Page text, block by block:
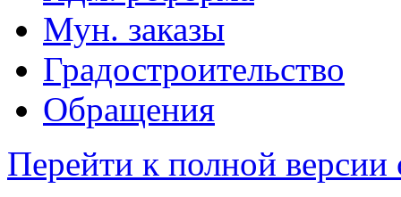
Мун. заказы
Градостроительство
Обращения
Перейти к полной версии